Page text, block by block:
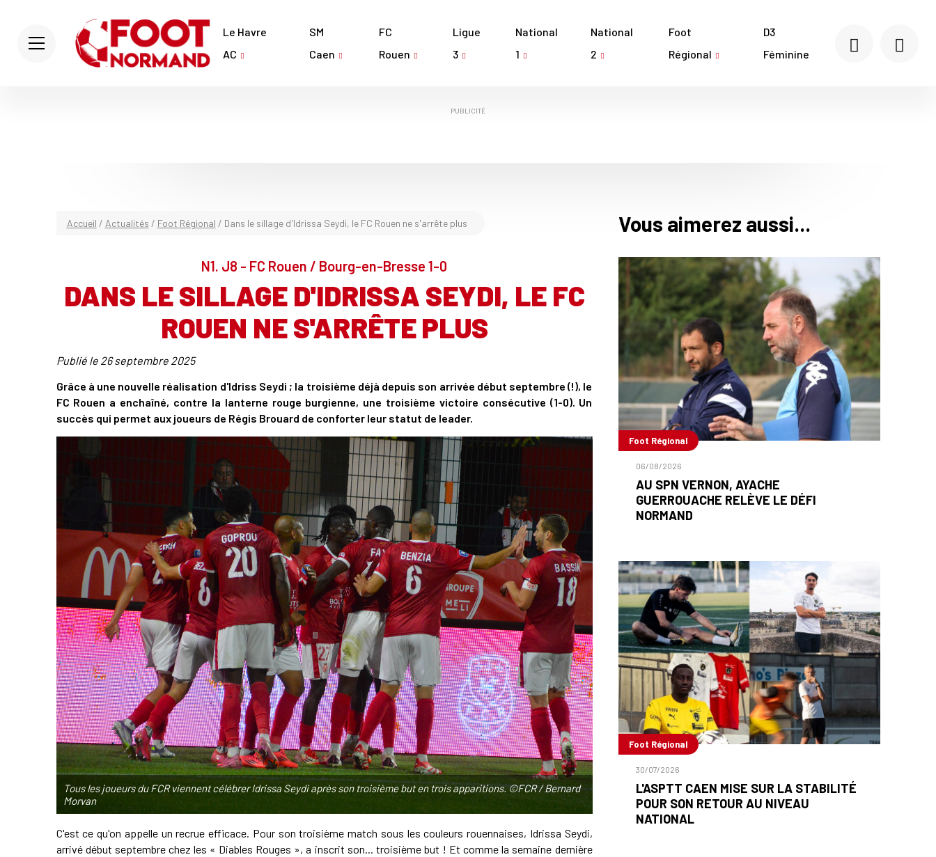
Le Havre
AC
SM
Caen
FC
Rouen
Ligue
3
National
1
National
2
Foot
Régional
D3
Féminine
PUBLICITÉ
Accueil / Actualités / Foot Régional / Dans le sillage d'Idrissa Seydi, le FC Rouen ne s'arrête plus
N1. J8 - FC Rouen / Bourg-en-Bresse 1-0
DANS LE SILLAGE D'IDRISSA SEYDI, LE FC
ROUEN NE S'ARRÊTE PLUS
Publié le 26 septembre 2025
Grâce à une nouvelle réalisation d'Idriss Seydi ; la troisième déjà depuis son arrivée début septembre (!), le
FC Rouen a enchaîné, contre la lanterne rouge burgienne, une troisième victoire consécutive (1-0). Un
succès qui permet aux joueurs de Régis Brouard de conforter leur statut de leader.
Tous les joueurs du FCR viennent célébrer Idrissa Seydi après son troisième but en trois apparitions. ©FCR / Bernard
Morvan
C'est ce qu'on appelle un recrue efficace. Pour son troisième match sous les couleurs rouennaises, Idrissa Seydi,
arrivé début septembre chez les « Diables Rouges », a inscrit son... troisième but ! Et comme la semaine dernière
Vous aimerez aussi...
Foot Régional
06/08/2026
AU SPN VERNON, AYACHE
GUERROUACHE RELÈVE LE DÉFI
NORMAND
Foot Régional
30/07/2026
L'ASPTT CAEN MISE SUR LA STABILITÉ
POUR SON RETOUR AU NIVEAU
NATIONAL